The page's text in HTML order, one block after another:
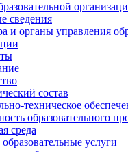
сведения
и органы управления
состав
техническое
образовательного
среда
услуги